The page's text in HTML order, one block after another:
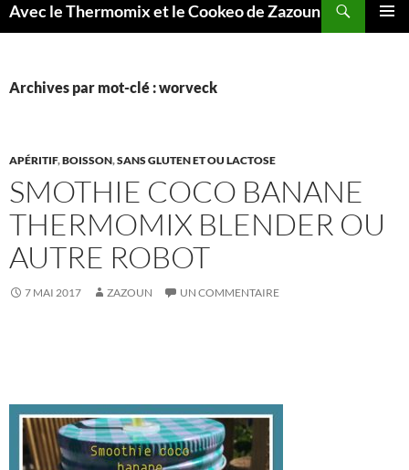
Avec le Thermomix et le Cookeo de Zazoun
Archives par mot-clé : worveck
APÉRITIF,BOISSON,SANS GLUTEN ET OU LACTOSE
SMOTHIE COCO BANANE
THERMOMIX BLENDER OU
AUTRE ROBOT
7 MAI 2017 ZAZOUN UN COMMENTAIRE